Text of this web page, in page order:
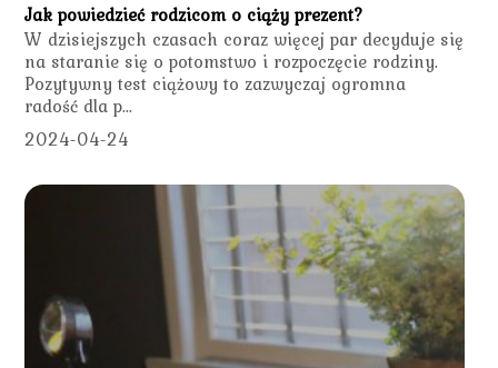
Jak powiedzieć rodzicom o ciąży prezent?
W dzisiejszych czasach coraz więcej par decyduje się
na staranie się o potomstwo i rozpoczęcie rodziny.
Pozytywny test ciążowy to zazwyczaj ogromna
radość dla p...
2024-04-24